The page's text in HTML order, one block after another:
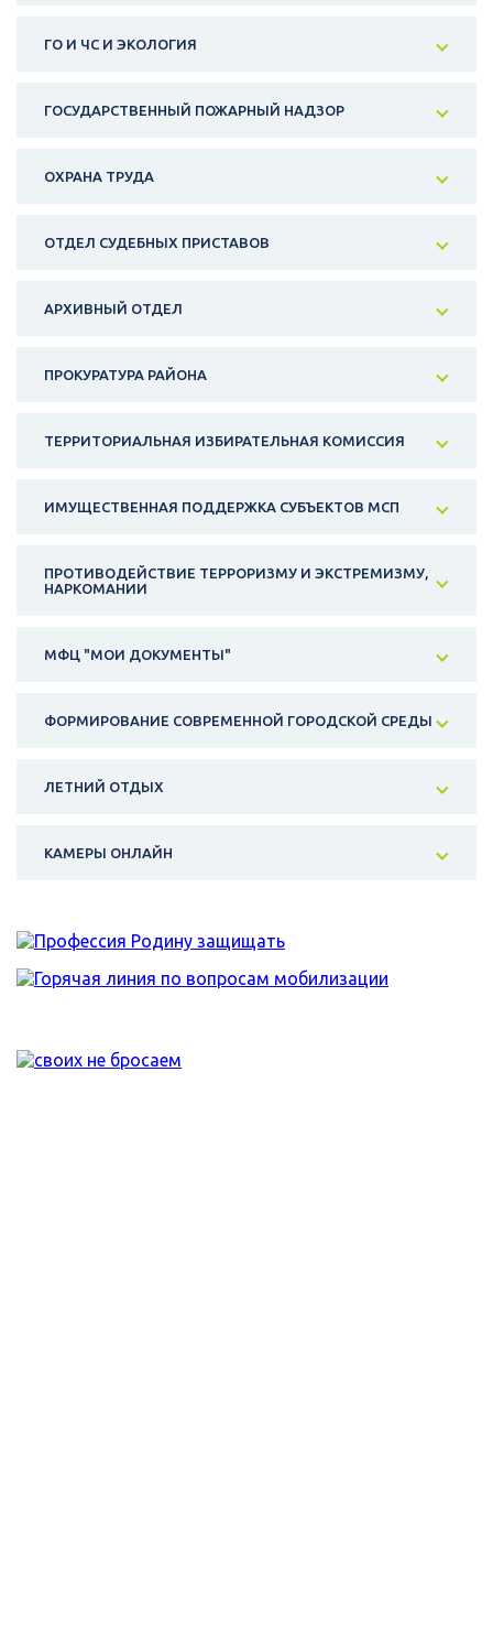
ГО И ЧС И ЭКОЛОГИЯ
ГОСУДАРСТВЕННЫЙ ПОЖАРНЫЙ НАДЗОР
ОХРАНА ТРУДА
ОТДЕЛ СУДЕБНЫХ ПРИСТАВОВ
АРХИВНЫЙ ОТДЕЛ
ПРОКУРАТУРА РАЙОНА
ТЕРРИТОРИАЛЬНАЯ ИЗБИРАТЕЛЬНАЯ КОМИССИЯ
ИМУЩЕСТВЕННАЯ ПОДДЕРЖКА СУБЪЕКТОВ МСП
ПРОТИВОДЕЙСТВИЕ ТЕРРОРИЗМУ И ЭКСТРЕМИЗМУ,
НАРКОМАНИИ
МФЦ "МОИ ДОКУМЕНТЫ"
ФОРМИРОВАНИЕ СОВРЕМЕННОЙ ГОРОДСКОЙ СРЕДЫ
ЛЕТНИЙ ОТДЫХ
КАМЕРЫ ОНЛАЙН